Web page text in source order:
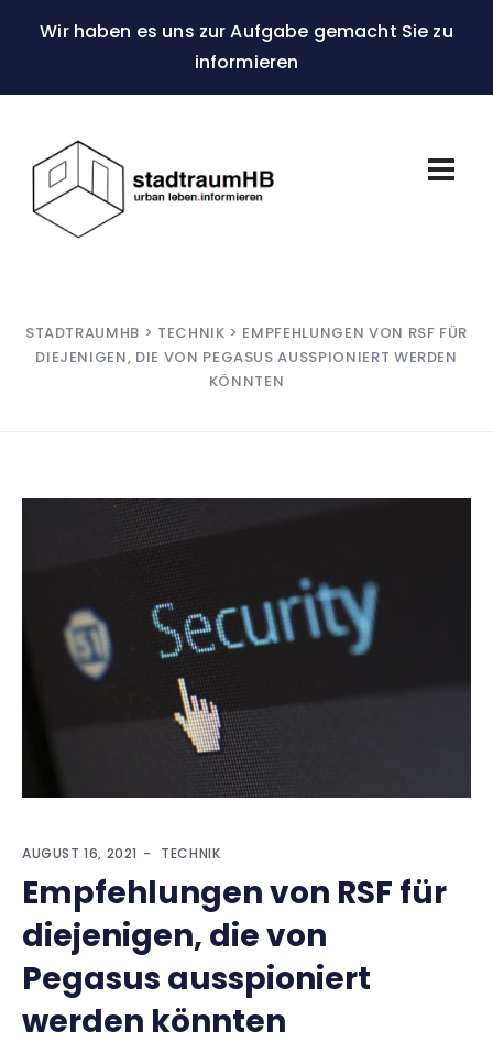
Wir haben es uns zur Aufgabe gemacht Sie zu
informieren
STADTRAUMHB > TECHNIK > EMPFEHLUNGEN VON RSF FÜR
DIEJENIGEN, DIE VON PEGASUS AUSSPIONIERT WERDEN
KÖNNTEN
AUGUST 16, 2021 TECHNIK
Empfehlungen von RSF für
diejenigen, die von
Pegasus ausspioniert
werden könnten